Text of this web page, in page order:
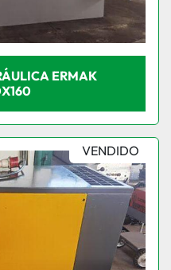
ERMAK
VENDIDO